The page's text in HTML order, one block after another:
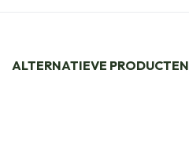
ALTERNATIEVE PRODUCTEN